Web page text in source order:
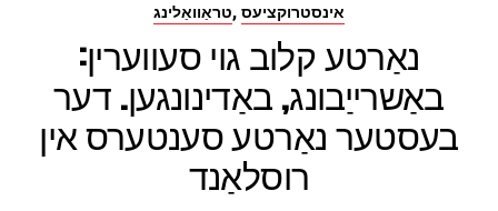
טראַוואַלינג, אינסטרוקציעס
נאַרטע קלוב גוי סעווערין:
באַשרייַבונג, באַדינונגען. דער
בעסטער נאַרטע סענטערס אין
רוסלאַנד